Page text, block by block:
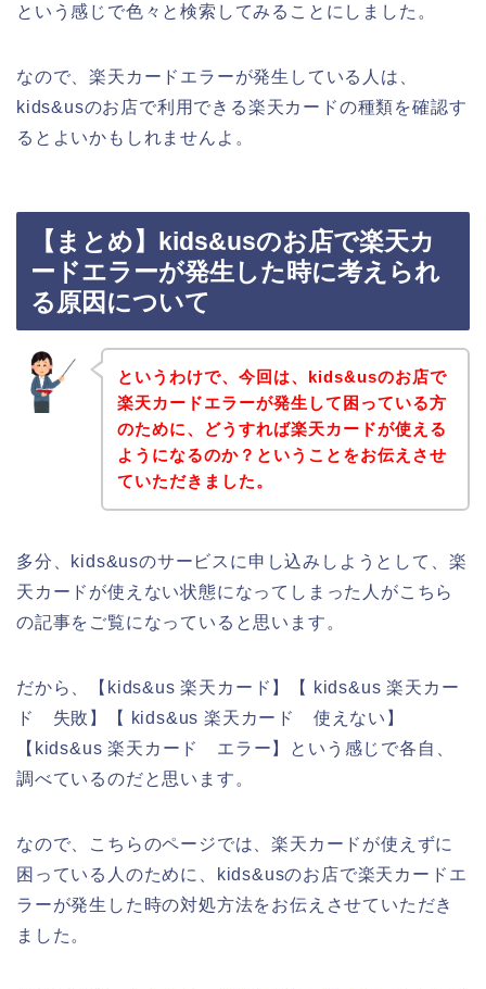
という感じで色々と検索してみることにしました。
なので、楽天カードエラーが発生している人は、
kids&usのお店で利用できる楽天カードの種類を確認す
るとよいかもしれませんよ。
【まとめ】kids&usのお店で楽天カ
ードエラーが発生した時に考えられ
る原因について
というわけで、今回は、kids&usのお店で
楽天カードエラーが発生して困っている方
のために、どうすれば楽天カードが使える
ようになるのか？ということをお伝えさせ
ていただきました。
多分、kids&usのサービスに申し込みしようとして、楽
天カードが使えない状態になってしまった人がこちら
の記事をご覧になっていると思います。
だから、【kids&us 楽天カード】【 kids&us 楽天カー
ド 失敗】【 kids&us 楽天カード 使えない】
【kids&us 楽天カード エラー】という感じで各自、
調べているのだと思います。
なので、こちらのページでは、楽天カードが使えずに
困っている人のために、kids&usのお店で楽天カードエ
ラーが発生した時の対処方法をお伝えさせていただき
ました。